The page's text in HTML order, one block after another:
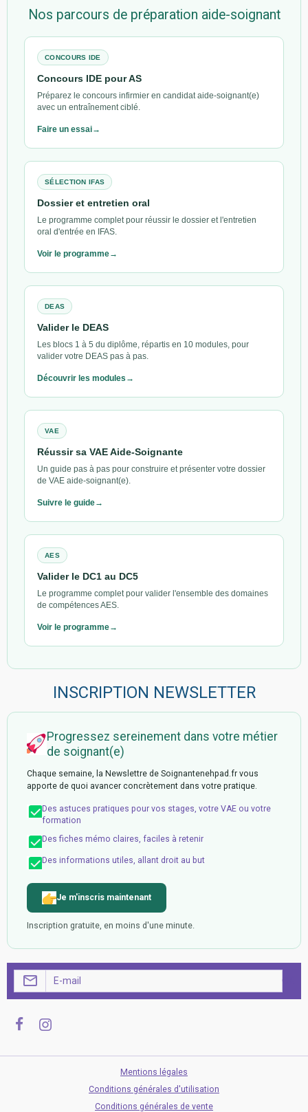
Nos parcours de préparation aide-soignant
CONCOURS IDE
Concours IDE pour AS
Préparez le concours infirmier en candidat aide-soignant(e)
avec un entraînement ciblé.
Faire un essai
SÉLECTION IFAS
Dossier et entretien oral
Le programme complet pour réussir le dossier et l'entretien
oral d'entrée en IFAS.
Voir le programme
DEAS
Valider le DEAS
Les blocs 1 à 5 du diplôme, répartis en 10 modules, pour
valider votre DEAS pas à pas.
Découvrir les modules
VAE
Réussir sa VAE Aide-Soignante
Un guide pas à pas pour construire et présenter votre dossier
de VAE aide-soignant(e).
Suivre le guide
AES
Valider le DC1 au DC5
Le programme complet pour valider l'ensemble des domaines
de compétences AES.
Voir le programme
INSCRIPTION NEWSLETTER
Progressez sereinement dans votre métier
de soignant(e)
Chaque semaine, la Newslettre de Soignantenehpad.fr vous
apporte de quoi avancer concrètement dans votre pratique.
Des astuces pratiques pour vos stages, votre VAE ou votre
formation
Des fiches mémo claires, faciles à retenir
Des informations utiles, allant droit au but
Je m'inscris maintenant
Inscription gratuite, en moins d'une minute.
OK
Mentions légales
Conditions générales d'utilisation
Conditions générales de vente